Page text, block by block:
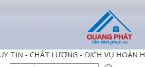
LƯỢNG - DỊCH VỤ HOÀN HẢO"